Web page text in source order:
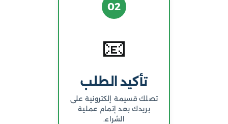
02
📧
تأكيد الطلب
تصلك قسيمة إلكترونية على
بريدك بعد إتمام عملية
الشراء.